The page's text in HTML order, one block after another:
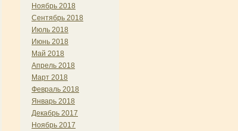
Ноябрь 2018
Сентябрь 2018
Июль 2018
Июнь 2018
Май 2018
Апрель 2018
Март 2018
Февраль 2018
Январь 2018
Декабрь 2017
Ноябрь 2017